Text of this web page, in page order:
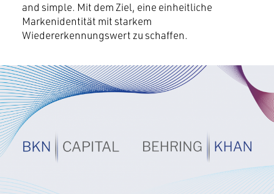
and simple. Mit dem Ziel, eine einheitliche
Markenidentität mit starkem
Wiedererkennungswert zu schaffen.